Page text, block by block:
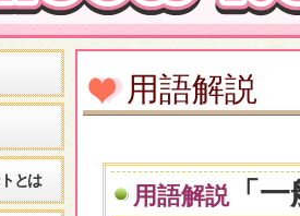
とは
用語解説
用語解説「一